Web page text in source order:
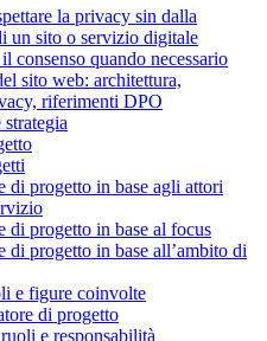
la privacy sin dalla
un sito o servizio digitale
consenso quando necessario
sito web: architettura,
riferimenti DPO
di progetto in base agli attori
di progetto in base al focus
di progetto in base all’ambito di
e figure coinvolte
di progetto
e responsabilità